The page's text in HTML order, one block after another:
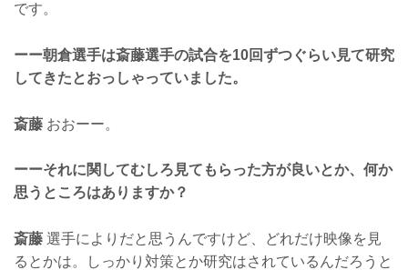
です。
ーー朝倉選手は斎藤選手の試合を10回ずつぐらい見て研究
してきたとおっしゃっていました。
斎藤 おおーー。
ーーそれに関してむしろ見てもらった方が良いとか、何か
思うところはありますか？
斎藤 選手によりだと思うんですけど、どれだけ映像を見
るとかは。しっかり対策とか研究はされているんだろうと